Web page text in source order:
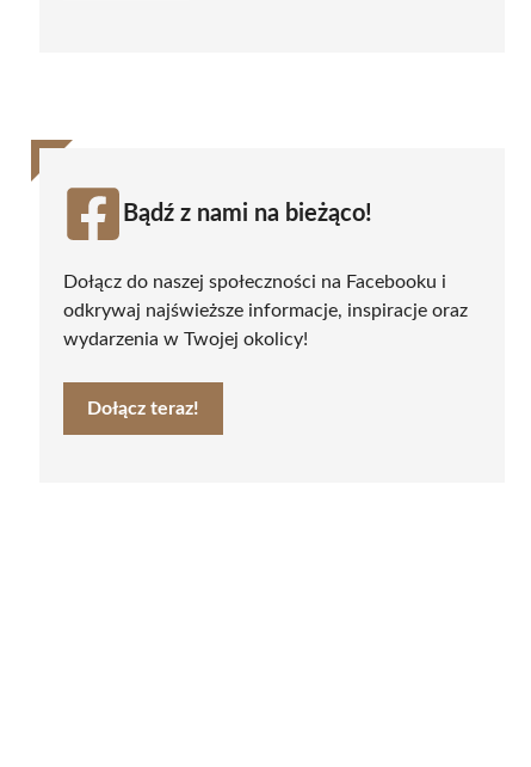
Bądź z nami na bieżąco!
Dołącz do naszej społeczności na Facebooku i
odkrywaj najświeższe informacje, inspiracje oraz
wydarzenia w Twojej okolicy!
Dołącz teraz!